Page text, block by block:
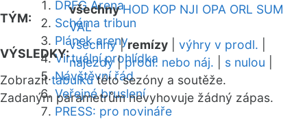
DRFG Arena
Schéma tribun
Plánek areny
Virtuální prohlídka
Návštěvní řád
Veřejné bruslení
PRESS: pro novináře
TÝM:
všechny HOD KOP NJI OPA ORL SUM
VAL
VÝSLEDKY:
všechny|remízy výhry v prodl.
nájezdy|prodl. nebo náj. s nulou
Zobrazittabulkutéto sezóny a soutěže.
Zadaným parametrům nevyhovuje žádný zápas.